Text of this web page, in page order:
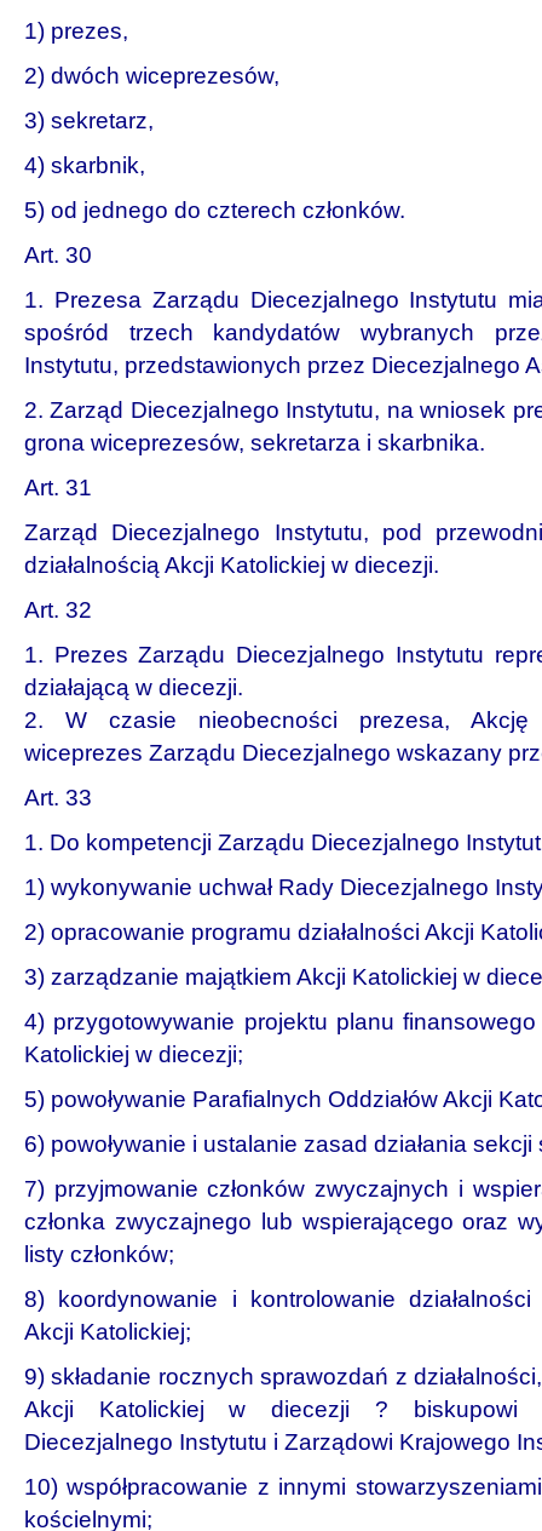
1) prezes,
2) dwóch wiceprezesów,
3) sekretarz,
4) skarbnik,
5) od jednego do czterech członków.
Art. 30
1. Prezesa Zarządu Diecezjalnego Instytutu
spośród trzech kandydatów wybranych
Instytutu, przedstawionych przez Diecezjalnego
2. Zarząd Diecezjalnego Instytutu, na wniosek
grona wiceprezesów, sekretarza i skarbnika.
Art. 31
Zarząd Diecezjalnego Instytutu, pod
działalnością Akcji Katolickiej w diecezji.
Art. 32
1. Prezes Zarządu Diecezjalnego Instytutu
działającą w diecezji.
2. W czasie nieobecności prezesa, Akcję
wiceprezes Zarządu Diecezjalnego wskazany
Art. 33
1. Do kompetencji Zarządu Diecezjalnego
1) wykonywanie uchwał Rady Diecezjalnego
2) opracowanie programu działalności Akcji
3) zarządzanie majątkiem Akcji Katolickiej w
4) przygotowywanie projektu planu
Katolickiej w diecezji;
5) powoływanie Parafialnych Oddziałów Akcji
6) powoływanie i ustalanie zasad działania
7) przyjmowanie członków zwyczajnych i
członka zwyczajnego lub wspierającego oraz
listy członków;
8) koordynowanie i kontrolowanie działalności
Akcji Katolickiej;
9) składanie rocznych sprawozdań z
Akcji Katolickiej w diecezji ? biskupowi
Diecezjalnego Instytutu i Zarządowi Krajowego
10) współpracowanie z innymi
kościelnymi;